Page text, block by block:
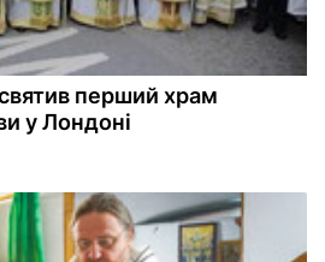
перший храм
у Лондоні